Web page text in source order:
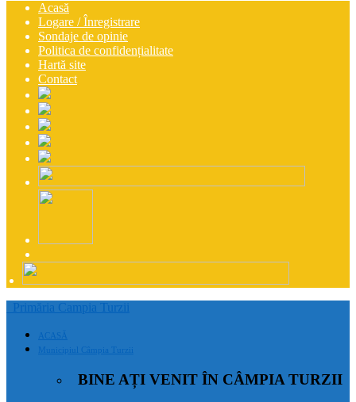
Acasă
Logare / Înregistrare
Sondaje de opinie
Politica de confidențialitate
Hartă site
Contact
Primăria Campia Turzii
ACASĂ
Municipiul Câmpia Turzii
BINE AȚI VENIT ÎN CÂMPIA TURZII